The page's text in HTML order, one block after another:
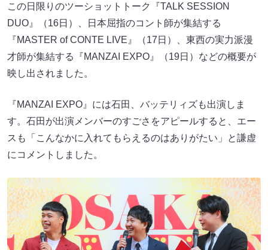
この日限りのツーショットトーク『TALK SESSION
DUO』（16日）、日本屈指のコント師が集結する
『MASTER of CONTE LIVE』（17日）、東西の実力派漫
才師が集結する『MANZAI EXPO』（19日）などの概要が
映し出されました。
『MANZAI EXPO』には石田、バッテリィズも出演しま
す。石田が出演メンバーのすごさをアピールすると、エー
スも「こんなかに入れてもらえるのはありがたい」と謙虚
にコメントしました。